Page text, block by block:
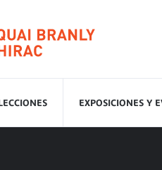
EXPOSICIONES Y